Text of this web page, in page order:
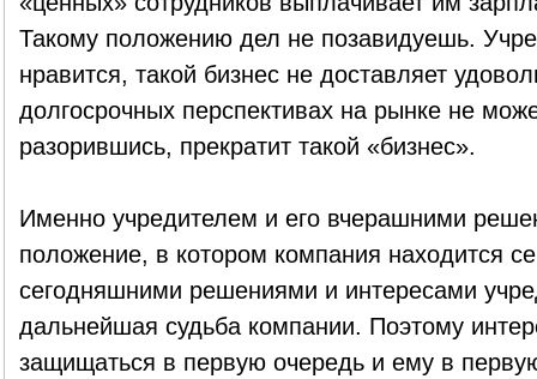
Такому положению дел не позавидуешь.
нравится, такой бизнес не доставляет
долгосрочных перспективах на рынке не
разорившись, прекратит такой «бизнес».
Именно учредителем и его вчерашними
положение, в котором компания находится
сегодняшними решениями и интересами
дальнейшая судьба компании. Поэтому
защищаться в первую очередь и ему в